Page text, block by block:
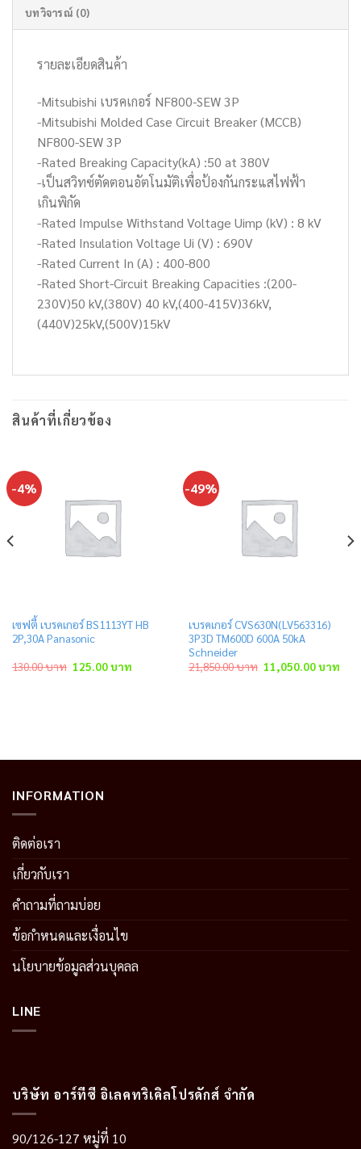
บทวิจารณ์ (0)
รายละเอียดสินค้า
-Mitsubishi เบรคเกอร์ NF800-SEW 3P
-Mitsubishi Molded Case Circuit Breaker (MCCB)
NF800-SEW 3P
-Rated Breaking Capacity(kA) :50 at 380V
-เป็นสวิทซ์ตัดตอนอัตโนมัติเพื่อป้องกันกระแสไฟฟ้า
เกินพิกัด
-Rated Impulse Withstand Voltage Uimp (kV) : 8 kV
-Rated Insulation Voltage Ui (V) : 690V
-Rated Current In (A) : 400-800
-Rated Short-Circuit Breaking Capacities :(200-
230V)50 kV,(380V) 40 kV,(400-415V)36kV,
(440V)25kV,(500V)15kV
สินค้าที่เกี่ยวข้อง
-4%
เซฟตี้ เบรคเกอร์ BS1113YT HB
2P,30A Panasonic
130.00บาท Original
price
125.00บาทCurrent
price
-49%
เบรคเกอร์ CVS630N(LV563316)
3P3D TM600D 600A 50kA
Schneider
21,850.00บาท Original
price
11,050.00บาท
INFORMATION
ติดต่อเรา
เกี่ยวกับเรา
คำถามที่ถามบ่อย
ข้อกำหนดและเงื่อนไข
นโยบายข้อมูลส่วนบุคลล
LINE
บริษัท อาร์ทีซี อิเลคทริเคิลโปรดักส์ จำกัด
90/126-127 หมู่ที่ 10